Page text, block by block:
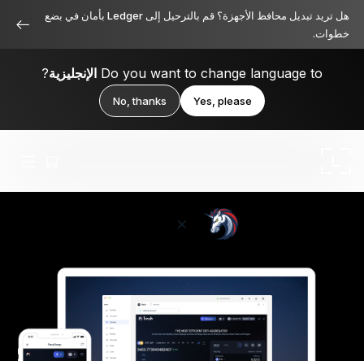
هل تريد تبديل محافظ الأجهزة؟ قم بالترحيل إلى Ledger بأمان في بضع
خطوات.
Do you want to change language to الإنجليزية?
Yes, please
No, thanks
Ledger Stax
متميز من جميع الزوايا